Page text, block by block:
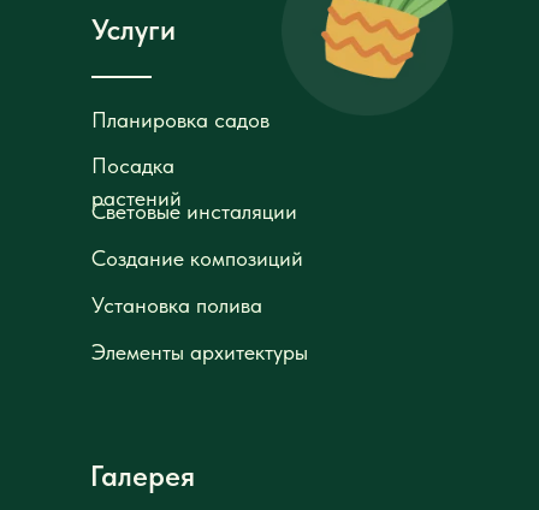
Галерея
Элементы архитектуры
Элементы архитектуры
Установка полива
Установка полива
Создание композиций
Создание композиций
Световые инсталяции
Световые инсталяции
Посадка
растений
Посадка
растений
Планировка садов
Планировка садов
Услуги